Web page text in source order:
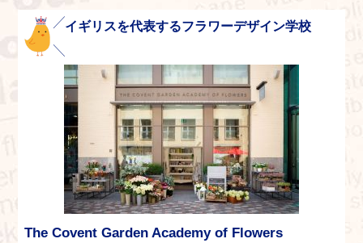
イギリスを代表するフラワーデザイン学校
The Covent Garden Academy of Flowers